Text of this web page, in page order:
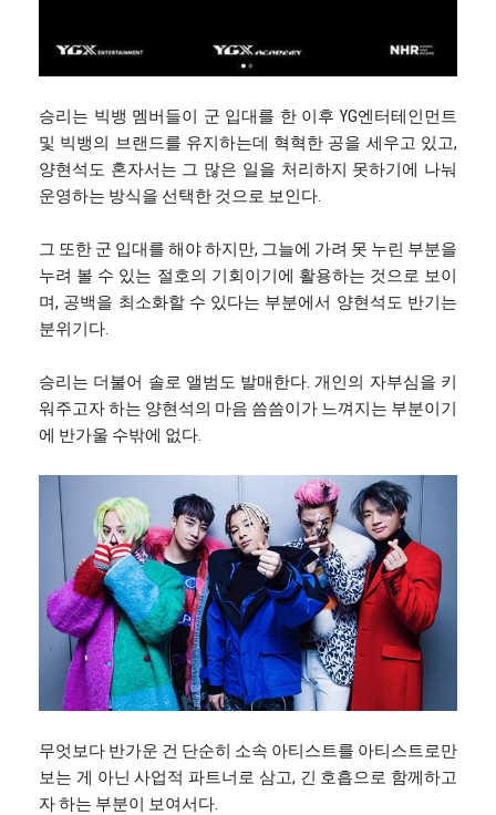
승리는 빅뱅 멤버들이 군 입대를 한 이후 YG엔터테인먼트
및 빅뱅의 브랜드를 유지하는데 혁혁한 공을 세우고 있고,
양현석도 혼자서는 그 많은 일을 처리하지 못하기에 나눠
운영하는 방식을 선택한 것으로 보인다.
그 또한 군 입대를 해야 하지만, 그늘에 가려 못 누린 부분을
누려 볼 수 있는 절호의 기회이기에 활용하는 것으로 보이
며, 공백을 최소화할 수 있다는 부분에서 양현석도 반기는
분위기다.
승리는 더불어 솔로 앨범도 발매한다. 개인의 자부심을 키
워주고자 하는 양현석의 마음 씀씀이가 느껴지는 부분이기
에 반가울 수밖에 없다.
무엇보다 반가운 건 단순히 소속 아티스트를 아티스트로만
보는 게 아닌 사업적 파트너로 삼고, 긴 호흡으로 함께하고
자 하는 부분이 보여서다.